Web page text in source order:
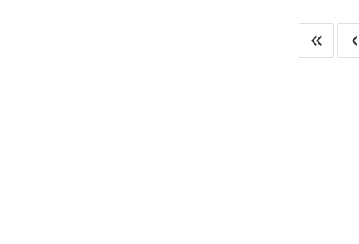
환급 지침이 마련되지 않아 수개월 이상의 행정
자동차·철강 '초긴장' 가장 긴장하는 곳은 자동차와 철강 업계다. 이번 대법원 판결의 대상은 IEEPA에 근거한
직후 기록한 저점보다 더 낮아
웃돌며 지난해 4분기와는 정반